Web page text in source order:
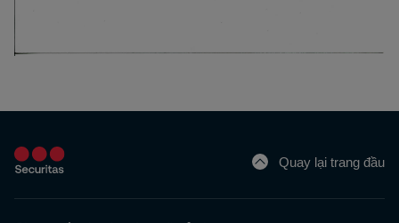
Quay lại trang đầu